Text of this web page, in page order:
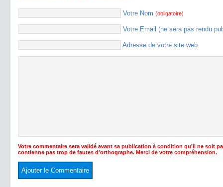
Votre Nom (obligatoire)
Votre Email (ne sera pas rendu
Adresse de votre site web
Votre commentaire sera validé avant sa publication à condition qu'il ne soit
contienne pas trop de fautes d'orthographe. Merci de votre compréhension.